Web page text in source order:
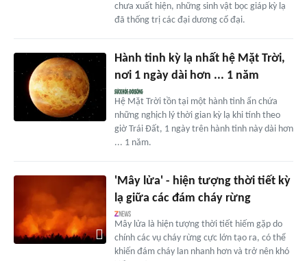
chưa xuất hiện, những sinh vật bọc giáp kỳ lạ
đã thống trị các đại dương cổ đại.
Hành tinh kỳ lạ nhất hệ Mặt Trời,
nơi 1 ngày dài hơn ... 1 năm
Hệ Mặt Trời tồn tại một hành tinh ẩn chứa
những nghịch lý thời gian kỳ lạ khi tính theo
giờ Trái Đất, 1 ngày trên hành tinh này dài hơn
... 1 năm.
'Mây lửa' - hiện tượng thời tiết kỳ
lạ giữa các đám cháy rừng
Mây lửa là hiện tượng thời tiết hiếm gặp do
chính các vụ cháy rừng cực lớn tạo ra, có thể
khiến đám cháy lan nhanh hơn và trở nên khó